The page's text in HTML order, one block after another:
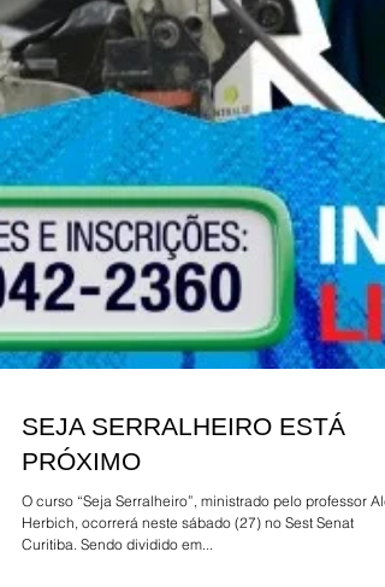
SEJA SERRALHEIRO ESTÁ
PRÓXIMO
O curso “Seja Serralheiro”, ministrado pelo professor